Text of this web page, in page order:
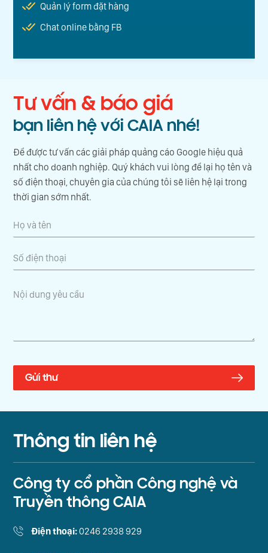
Quản lý form đặt hàng
Chat online bằng FB
Tư vấn & báo giá
bạn liên hệ với CAIA nhé!
Để được tư vấn các giải pháp quảng cáo Google hiệu quả
nhất cho doanh nghiệp. Quý khách vui lòng để lại họ tên và
số điện thoại, chuyên gia của chúng tôi sẽ liên hệ lại trong
thời gian sớm nhất.
Thông tin liên hệ
Công ty cổ phần Công nghệ và
Truyền thông CAIA
Điện thoại:0246 2938 929